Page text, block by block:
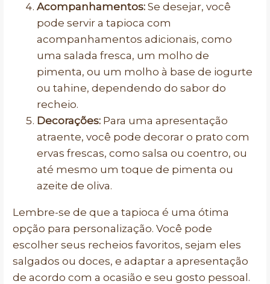
Acompanhamentos: Se desejar, você
pode servir a tapioca com
acompanhamentos adicionais, como
uma salada fresca, um molho de
pimenta, ou um molho à base de iogurte
ou tahine, dependendo do sabor do
recheio.
Decorações: Para uma apresentação
atraente, você pode decorar o prato com
ervas frescas, como salsa ou coentro, ou
até mesmo um toque de pimenta ou
azeite de oliva.
Lembre-se de que a tapioca é uma ótima
opção para personalização. Você pode
escolher seus recheios favoritos, sejam eles
salgados ou doces, e adaptar a apresentação
de acordo com a ocasião e seu gosto pessoal.